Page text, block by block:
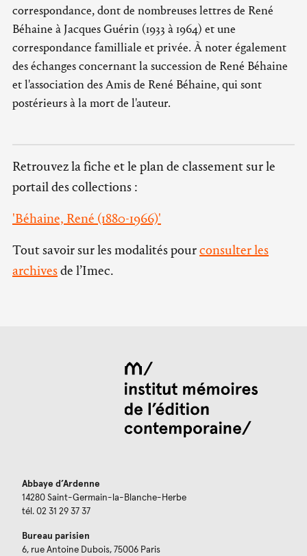
correspondance, dont de nombreuses lettres de René
Béhaine à Jacques Guérin (1933 à 1964) et une
correspondance familliale et privée. À noter également
des échanges concernant la succession de René Béhaine
et l'association des Amis de René Béhaine, qui sont
postérieurs à la mort de l'auteur.
Retrouvez la fiche et le plan de classement sur le
portail des collections :
'Béhaine, René (1880-1966)'
Tout savoir sur les modalités pourconsulter les
archivesde l’Imec.
Abbaye d’Ardenne
14280 Saint-Germain-la-Blanche-Herbe
tél. 02 31 29 37 37
Bureau parisien
6, rue Antoine Dubois, 75006 Paris